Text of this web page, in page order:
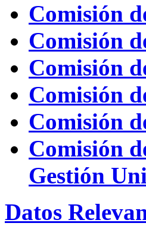
Comisión
Comisión
Comisión
Comisión
Comisión
Comisión
Gestión
Datos